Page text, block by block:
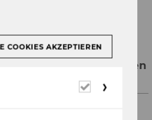
Presseaussendungen
COOKIES AKZEPTIEREN
Erforderliche